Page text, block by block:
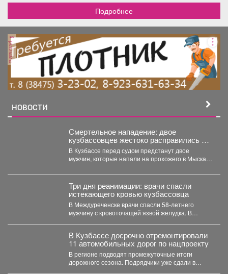
Подробнее
реклама
НОВОСТИ
Смертельное нападение: двое
кузбассовцев жестоко расправились с
прохожим
В Кузбассе перед судом предстанут двое
мужчин, которые напали на прохожего в Мысках
Три дня реанимации: врачи спасли
истекающего кровью кузбассовца
В Междуреченске врачи спасли 58-летнего
мужчину с кровоточащей язвой желудка. В
В Кузбассе досрочно отремонтировали
11 автомобильных дорог по нацпроекту
В регионе подводят промежуточные итоги
дорожного сезона. Подрядчики уже сдали в